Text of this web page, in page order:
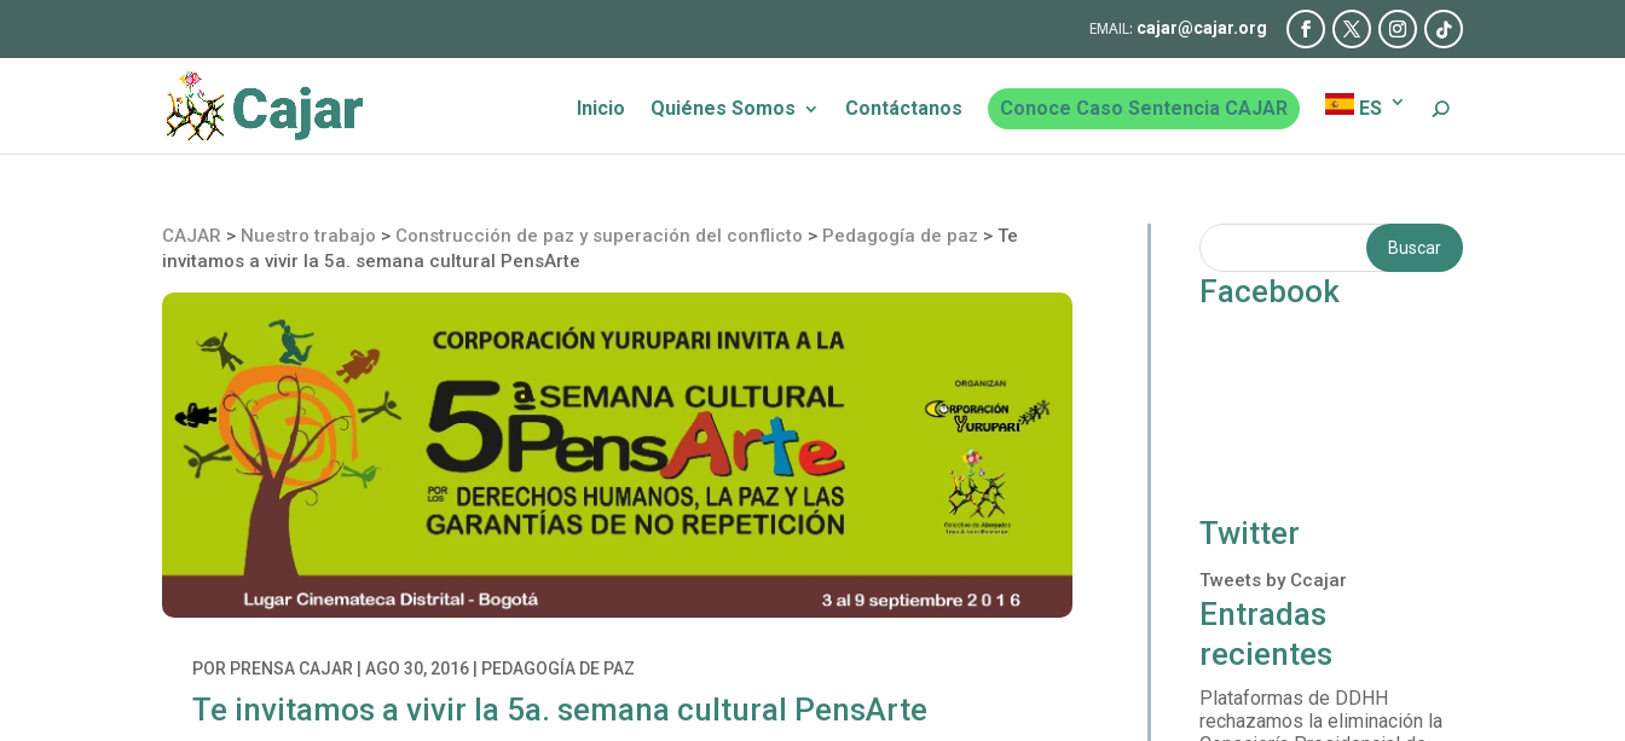
cajar@cajar.org
Inicio Quiénes Somos Contáctanos Conoce Caso Sentencia CAJAR ES
CAJAR > Nuestro trabajo > Construcción de paz y superación del conflicto > Pedagogía de paz >Te
invitamos a vivir la 5a. semana cultural PensArte
POR PRENSA CAJAR |AGO 30, 2016 | PEDAGOGÍA DE PAZ
Te invitamos a vivir la 5a. semana cultural PensArte
Facebook
Twitter
Tweets by Ccajar
Entradas
recientes
Plataformas de DDHH
rechazamos la eliminación la